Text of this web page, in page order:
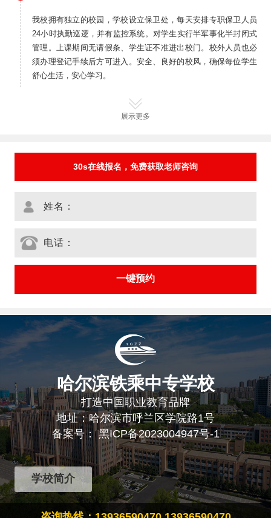
我校拥有独立的校园，学校设立保卫处，每天安排专职保卫人员
24小时执勤巡逻，并有监控系统。对学生实行半军事化半封闭式
管理。上课期间无请假条、学生证不准进出校门。校外人员也必
须办理登记手续后方可进入。安全、良好的校风，确保每位学生
舒心生活，安心学习。
展示更多
30s在线报名，免费获取老师咨询
姓名：
电话：
哈尔滨铁乘中专学校
打造中国职业教育品牌
地址：哈尔滨市呼兰区学院路1号
备案号：黑ICP备2023004947号-1
学校简介